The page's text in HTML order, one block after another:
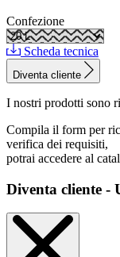
Confezione
Scheda tecnica
Diventa cliente
I nostri prodotti sono
Compila il form per
verifica dei requisiti,
potrai accedere al
Diventa cliente